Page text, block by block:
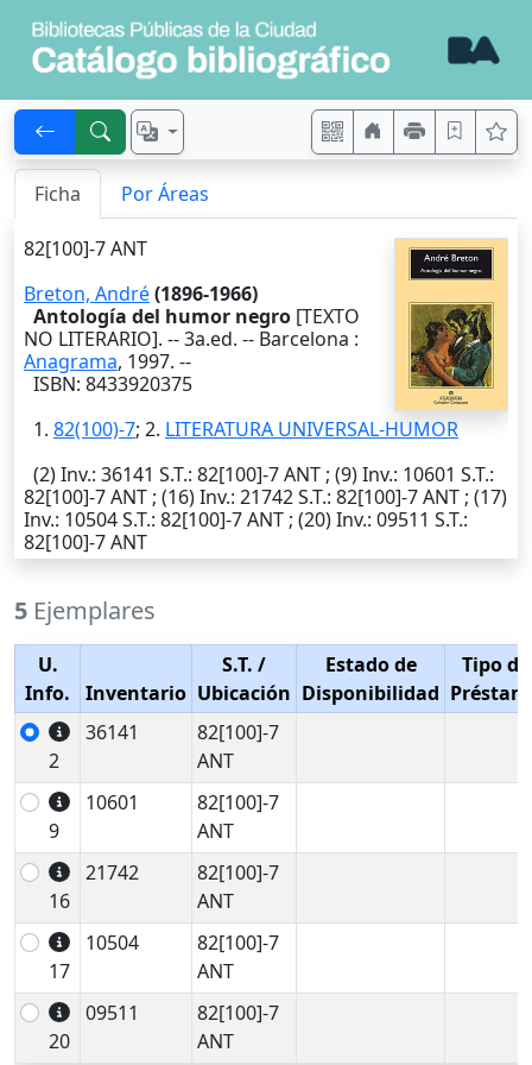
Ficha Por Áreas
82[100]-7 ANT
Breton, André(1896-1966)
Antología del humor negro [TEXTO
NO LITERARIO]. --3a.ed. -- Barcelona :
Anagrama, 1997. --
ISBN: 8433920375
1. 82(100)-7; 2. LITERATURA UNIVERSAL-HUMOR
(2)Inv.: 36141 S.T.: 82[100]-7 ANT ; (9)Inv.: 10601 S.T.:
82[100]-7 ANT ; (16)Inv.: 21742S.T.: 82[100]-7 ANT ; (17)
Inv.: 10504S.T.: 82[100]-7 ANT ; (20)Inv.: 09511 S.T.:
82[100]-7 ANT
5 Ejemplares
U.
Info.
Inventario
S.T. /
Ubicación
Estado de
Disponibilidad
Tipo de
2
36141
82[100]-7
ANT
9
10601
82[100]-7
ANT
16
21742
82[100]-7
ANT
17
10504
82[100]-7
ANT
20
09511
82[100]-7
ANT